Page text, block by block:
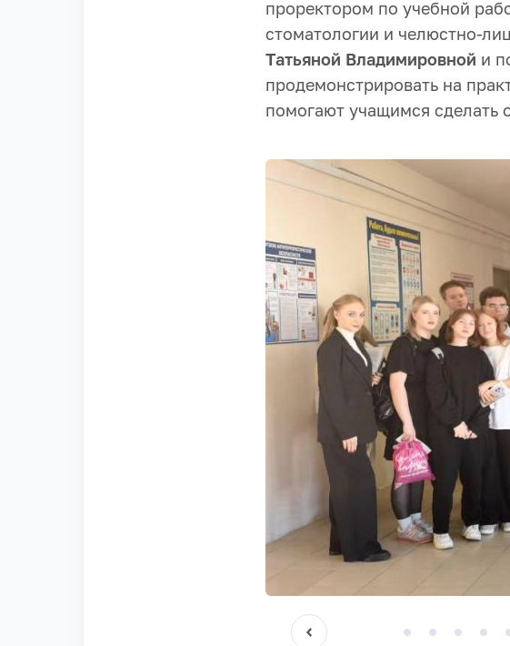
проректором по учебной
стоматологии и челюстно-
Татьяной Владимировной и
продемонстрировать на
помогают учащимся сделать